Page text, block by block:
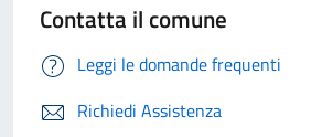
Contatta il comune
Leggi le domande frequenti
Richiedi Assistenza